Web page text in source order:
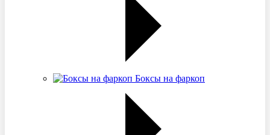
Боксы на фаркоп